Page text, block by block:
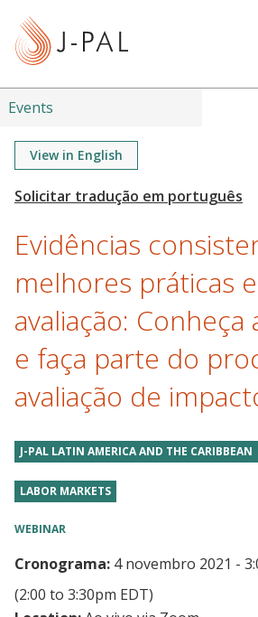
Events
View in English
Evidências
melhores práticas
avaliação: Conheça
e faça parte do
avaliação de
J-PAL LATIN AMERICA AND THE CARIBBEAN
LABOR MARKETS
WEBINAR
Cronograma: 4 novembro 2021 -
(2:00 to 3:30pm EDT)